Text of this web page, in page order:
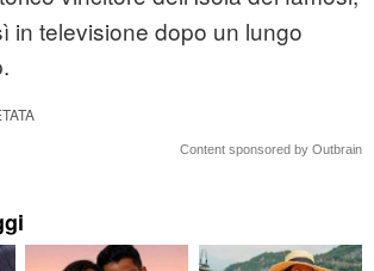
in televisione dopo un lungo
Content sponsored by Outbrain